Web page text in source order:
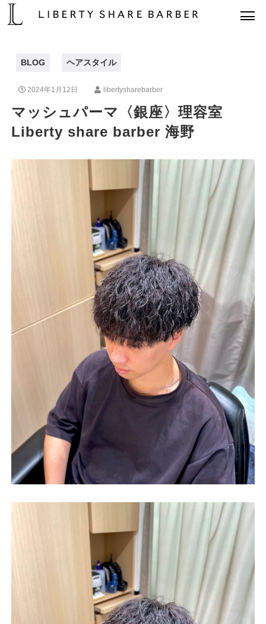
BLOG ヘアスタイル
2024年1月12日 libertysharebarber
マッシュパーマ〈銀座〉理容室
Liberty share barber 海野